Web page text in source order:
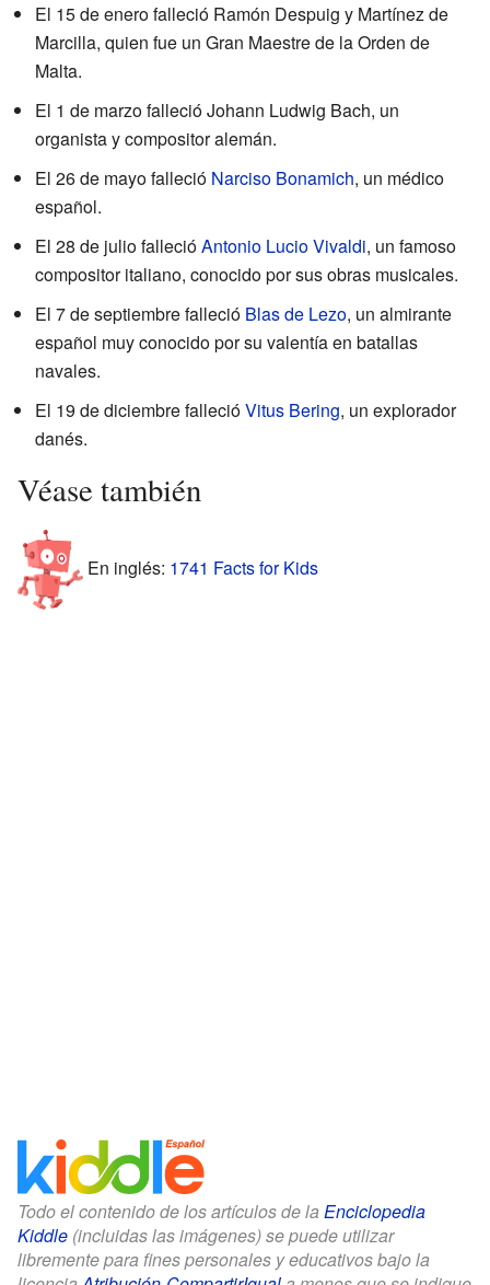
El 15 de enero falleció Ramón Despuig y Martínez de
Marcilla, quien fue un Gran Maestre de la Orden de
Malta.
El 1 de marzo falleció Johann Ludwig Bach, un
organista y compositor alemán.
El 26 de mayo falleció Narciso Bonamich, un médico
español.
El 28 de julio fallecióAntonio Lucio Vivaldi, un famoso
compositor italiano, conocido por sus obras musicales.
El 7 de septiembre falleció Blas de Lezo, un almirante
español muy conocido por su valentía en batallas
navales.
El 19 de diciembre fallecióVitus Bering, un explorador
danés.
Véase también
En inglés: 1741 Facts for Kids
Todo el contenido de los artículos de la Enciclopedia
Kiddle (incluidas las imágenes) se puede utilizar
libremente para fines personales y educativos bajo la